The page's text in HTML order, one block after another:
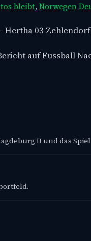
bleibt, Norwegen
auf Fussball
II und das Spiel